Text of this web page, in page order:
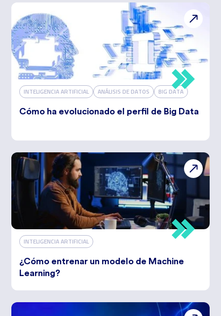
INTELIGENCIA ARTIFICIAL ANÁLISIS DE DATOS BIG DATA
Cómo ha evolucionado el perfil de Big Data
INTELIGENCIA ARTIFICIAL
¿Cómo entrenar un modelo de Machine
Learning?